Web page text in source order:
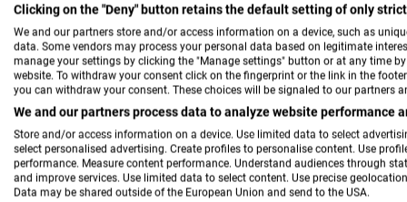
Clicking on the "Deny" button retains the default setting of only
We and our partners store and/or access information on a device, such as
data. Some vendors may process your personal data based on legitimate
manage your settings by clicking the "Manage settings" button or at any time
website. To withdraw your consent click on the fingerprint or the link in the
you can withdraw your consent. These choices will be signaled to our partners
We and our partners process data to analyze website performance
Store and/or access information on a device. Use limited data to select
select personalised advertising. Create profiles to personalise content. Use
performance. Measure content performance. Understand audiences through
and improve services. Use limited data to select content. Use precise
Data may be shared outside of the European Union and send to the USA.
-37 %
Verkäufer:
Schott